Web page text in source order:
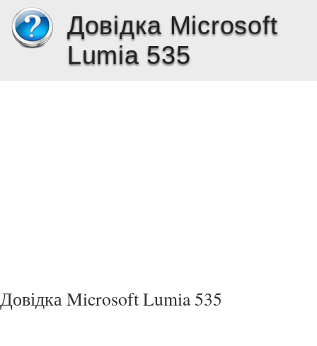
Довідка Microsoft
Lumia 535
Довідка Microsoft Lumia 535